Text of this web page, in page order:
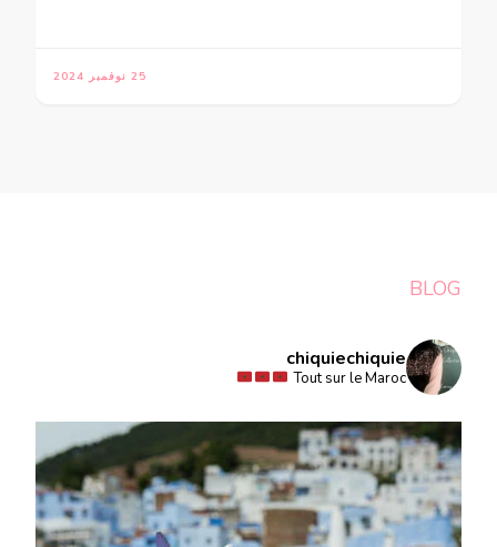
25 نوفمبر 2024
BLOG
chiquiechiquie
Tout sur le Maroc